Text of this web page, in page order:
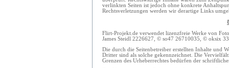
verlinkten Seiten ist jedoch ohne konkrete
Rechtsverletzungen werden wir derartige Links
Flirt-Projekt.de verwendet lizenzfreie Werke von
James Steidl 2226627, © so47 26710035, © oksix
Die durch die Seitenbetreiber erstellten Inhalte und
Dritter sind als solche gekennzeichnet. Die
Grenzen des Urheberrechtes bedürfen der